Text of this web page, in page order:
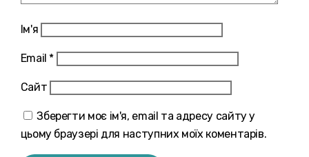
Ім'я
Email *
Сайт
Зберегти моє ім'я, email та адресу сайту у
цьому браузері для наступних моїх коментарів.